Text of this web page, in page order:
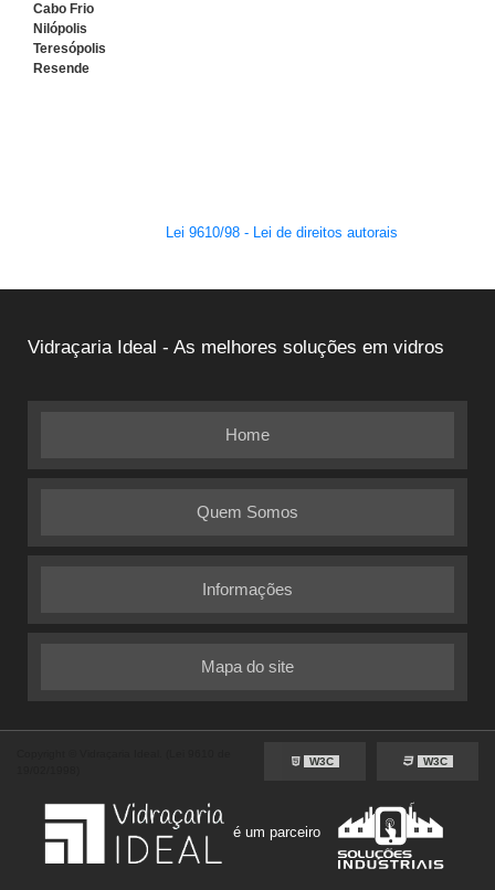
Cabo Frio
Nilópolis
Teresópolis
Resende
Lei 9610/98 - Lei de direitos autorais
Vidraçaria Ideal - As melhores soluções em vidros
Home
Quem Somos
Informações
Mapa do site
W3C W3C
é um parceiro